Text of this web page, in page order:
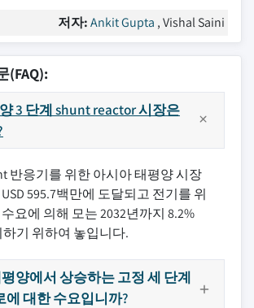
저자:Ankit Gupta , Vishal Saini
(FAQ):
3 단계 shunt reactor 시장은
반응기를 위한 아시아 태평양 시장
595.7백만에 도달되고 전기를 위
요에 의해 모는 2032년까지 8.2%
하기 위하여 놓입니다.
양에서 상승하는 고정 세 단계
대한 수요입니까?